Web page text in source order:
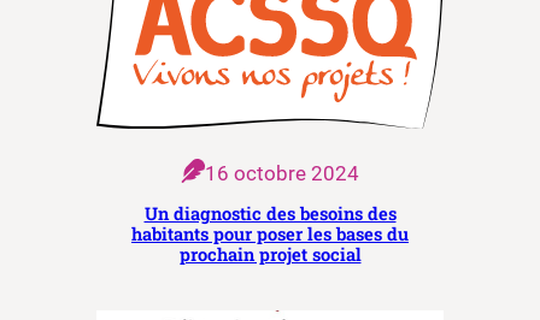
16 octobre 2024
Un diagnostic des besoins des
habitants pour poser les bases du
prochain projet social